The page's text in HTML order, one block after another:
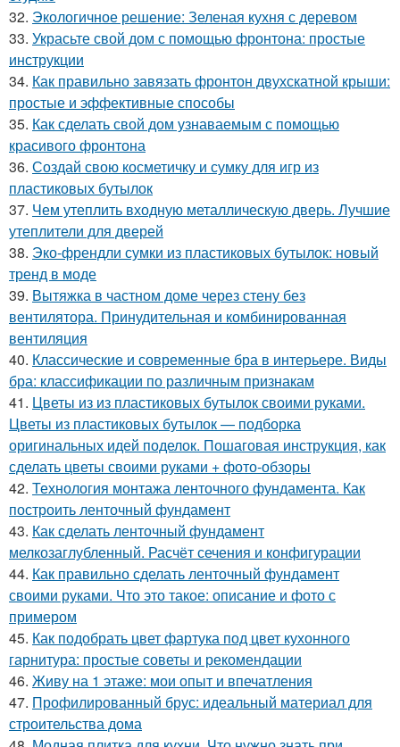
32. Экологичное решение: Зеленая кухня с деревом
33. Украсьте свой дом с помощью фронтона: простые
инструкции
34. Как правильно завязать фронтон двухскатной крыши:
простые и эффективные способы
35. Как сделать свой дом узнаваемым с помощью
красивого фронтона
36. Создай свою косметичку и сумку для игр из
пластиковых бутылок
37. Чем утеплить входную металлическую дверь. Лучшие
утеплители для дверей
38. Эко-френдли сумки из пластиковых бутылок: новый
тренд в моде
39. Вытяжка в частном доме через стену без
вентилятора. Принудительная и комбинированная
вентиляция
40. Классические и современные бра в интерьере. Виды
бра: классификации по различным признакам
41. Цветы из из пластиковых бутылок своими руками.
Цветы из пластиковых бутылок — подборка
оригинальных идей поделок. Пошаговая инструкция, как
сделать цветы своими руками + фото-обзоры
42. Технология монтажа ленточного фундамента. Как
построить ленточный фундамент
43. Как сделать ленточный фундамент
мелкозаглубленный. Расчёт сечения и конфигурации
44. Как правильно сделать ленточный фундамент
своими руками. Что это такое: описание и фото с
примером
45. Как подобрать цвет фартука под цвет кухонного
гарнитура: простые советы и рекомендации
46. Живу на 1 этаже: мои опыт и впечатления
47. Профилированный брус: идеальный материал для
строительства дома